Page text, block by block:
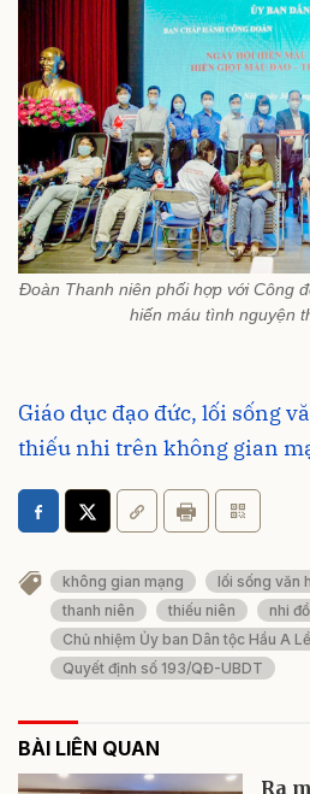
Đoàn Thanh niên phối hợp với Công
hiến máu tình nguyện
Giáo dục đạo đức, lối sống
thiếu nhi trên không gian
không gian mạng lối sống văn
thanh niên
thiếu niên nhi
Chủ nhiệm Ủy ban Dân tộc Hầu A
Quyết định số 193/QĐ-UBDT
BÀI LIÊN QUAN
Ra